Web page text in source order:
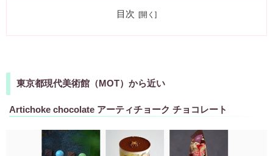
目次
東京都現代美術館（MOT）から近い
Artichoke chocolate アーティチョーク チョコレート